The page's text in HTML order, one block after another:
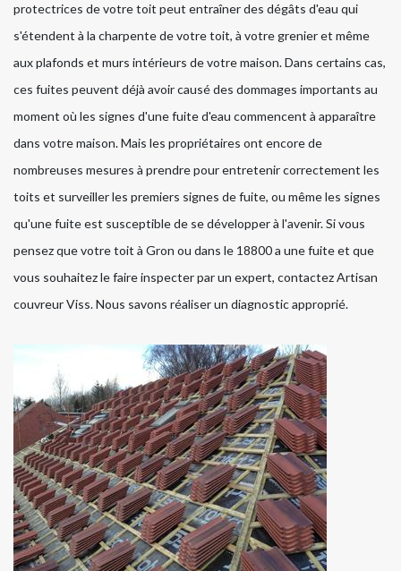
protectrices de votre toit peut entraîner des dégâts d'eau qui
s'étendent à la charpente de votre toit, à votre grenier et même
aux plafonds et murs intérieurs de votre maison. Dans certains cas,
ces fuites peuvent déjà avoir causé des dommages importants au
moment où les signes d'une fuite d'eau commencent à apparaître
dans votre maison. Mais les propriétaires ont encore de
nombreuses mesures à prendre pour entretenir correctement les
toits et surveiller les premiers signes de fuite, ou même les signes
qu'une fuite est susceptible de se développer à l'avenir. Si vous
pensez que votre toit à Gron ou dans le 18800 a une fuite et que
vous souhaitez le faire inspecter par un expert, contactez Artisan
couvreur Viss. Nous savons réaliser un diagnostic approprié.